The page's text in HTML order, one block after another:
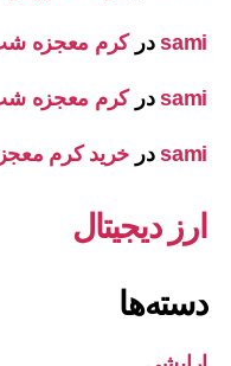
samiدرکرم معجزه
samiدرکرم معجزه
samiدر خرید کرم
ارز دیجیتال
دسته‌ها